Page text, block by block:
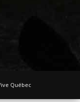
Québec